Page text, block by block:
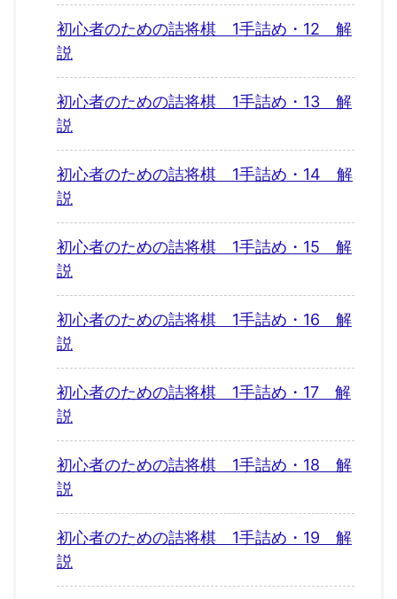
初心者のための詰将棋 1手詰め・12 解
説
初心者のための詰将棋 1手詰め・13 解
説
初心者のための詰将棋 1手詰め・14 解
説
初心者のための詰将棋 1手詰め・15 解
説
初心者のための詰将棋 1手詰め・16 解
説
初心者のための詰将棋 1手詰め・17 解
説
初心者のための詰将棋 1手詰め・18 解
説
初心者のための詰将棋 1手詰め・19 解
説